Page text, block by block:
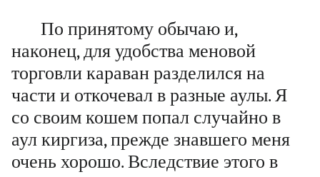
По принятому обычаю и,
наконец, для удобства меновой
торговли караван разделился на
части и откочевал в разные аулы. Я
со своим кошем попал случайно в
аул киргиза, прежде знавшего меня
очень хорошо. Вследствие этого в